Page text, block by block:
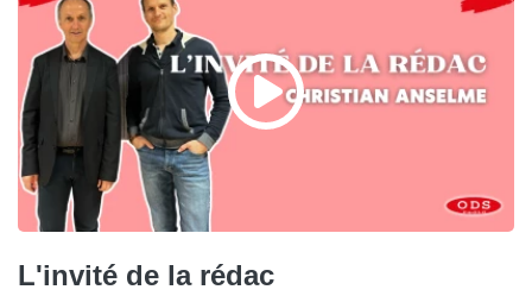
L'invité de la rédac